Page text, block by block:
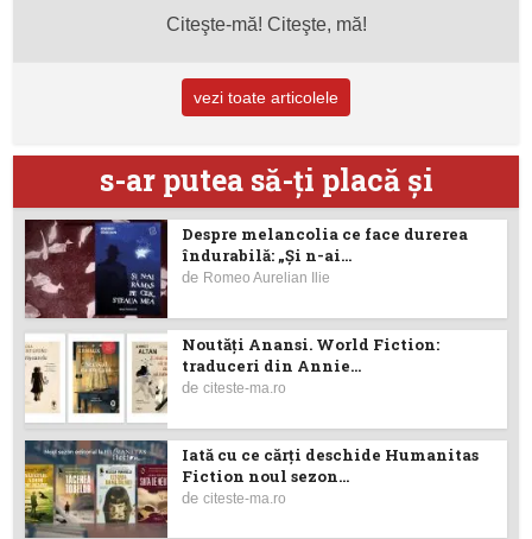
Citeşte-mă! Citeşte, mă!
vezi toate articolele
s-ar putea să-ţi placă şi
Despre melancolia ce face durerea
îndurabilă: „Și n-ai...
de Romeo Aurelian Ilie
Noutăţi Anansi. World Fiction:
traduceri din Annie...
deciteste-ma.ro
Iată cu ce cărţi deschide Humanitas
Fiction noul sezon...
deciteste-ma.ro